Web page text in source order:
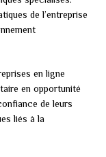
de l’entreprise
en ligne
en opportunité
de leurs
liés à la